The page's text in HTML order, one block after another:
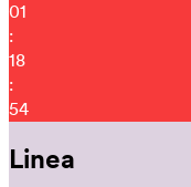
01
:
18
:
43
Linea